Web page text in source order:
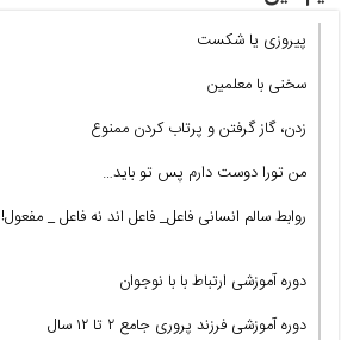
پیروزی یا شکست
سخنی با معلمین
زدن، گاز گرفتن و پرتاب کردن ممنوع
من تورا دوست دارم پس تو باید…
روابط سالم انسانی فاعل_ فاعل اند نه فاعل _ مفعول!
دوره آموزشی ارتباط با با نوجوان
دوره آموزشی فرزند پروری جامع ۲ تا ۱۲ سال